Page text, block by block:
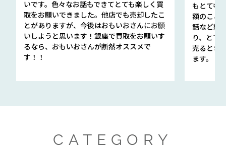
いです。色々なお話もできてとても楽しく買
取をお願いできました。他店でも売却したこ
とがありますが、今後はおもいおさんにお願
いしようと思います！銀座で買取をお願いす
るなら、おもいおさんが断然オススメで
す！！
もとても
額のこと
話など細
り、とて
売るとき
ます。
CATEGORY